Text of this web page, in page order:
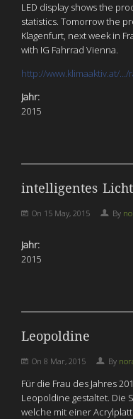
LED display shows the
statistics. Tomorrow the
Klagenfurt, next week in
with IG Fahrrad Vienna.
http://www.klimaaktiv.at/
Jahr:
2015
intelligentes
On 15 May, 2015 By
Jahr:
2015
Leopoldine
On 8 Mar, 2015 By
Für die Frau des Jahres
Leopoldine gestaltet. Die
welche mit einer